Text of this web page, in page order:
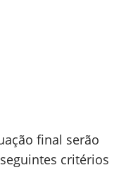
final serão
critérios